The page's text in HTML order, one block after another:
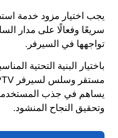
يجب اختيار مزود خدمة
سريعًا وفعالًا على مدار
تواجهها في السيرفر.
باختيار البنية التحتية
يساهم في جذب
وتحقيق النجاح المنشود.